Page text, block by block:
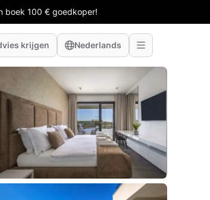
boek 100 € goedkoper!
krijgen Nederlands